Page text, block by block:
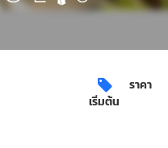
ราคา
เริ่มต้น